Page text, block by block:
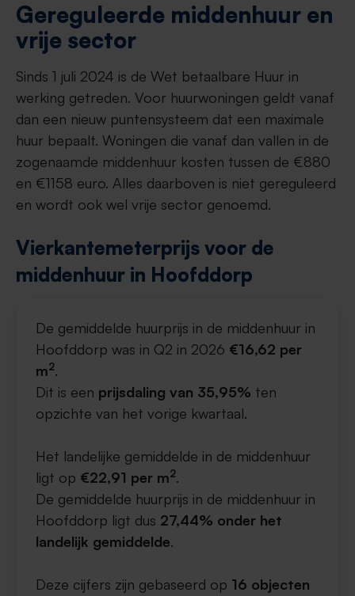
Gereguleerde middenhuur en
vrije sector
Sinds 1 juli 2024 is de Wet betaalbare Huur in
werking getreden. Voor huurwoningen geldt vanaf
dan een nieuw puntensysteem dat een maximale
huur bepaalt. Woningen die vanaf dan vallen in de
zogenaamde middenhuur kosten tussen de €880
en €1158 euro. Alles daarboven is niet gereguleerd
en wordt ook wel vrije sector genoemd.
Vierkantemeterprijs voor de
middenhuur in Hoofddorp
De gemiddelde huurprijs in de middenhuur in
Hoofddorp was in Q2 in 2026 €16,62 per
m2.
Dit is een prijsdaling van 35,95% ten
opzichte van het vorige kwartaal.
Het landelijke gemiddelde in de middenhuur
ligt op €22,91 per m2.
De gemiddelde huurprijs in de middenhuur in
Hoofddorp ligt dus 27,44% onder het
landelijk gemiddelde.
Deze cijfers zijn gebaseerd op 16 objecten